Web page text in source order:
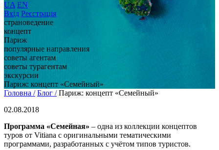
UA EN
Вхід Реєстрація
cтрановедение
концепт
Париж
популярные направления
советы агентам
советы турагентам
экскурсии
Париж: концепт «Семейный»
Головна / Блог / Париж: концепт «Семейный»
02.08.2018
Программа «Семейная» – одна из коллекции концептов
туров от Vitiana с оригинальными тематическими
программами, разработанных с учётом типов туристов.